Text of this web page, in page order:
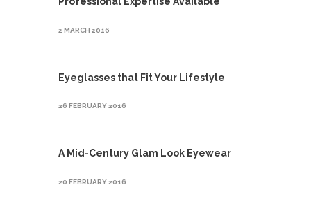
2 MARCH 2016
Eyeglasses that Fit Your Lifestyle
26 FEBRUARY 2016
A Mid-Century Glam Look Eyewear
20 FEBRUARY 2016